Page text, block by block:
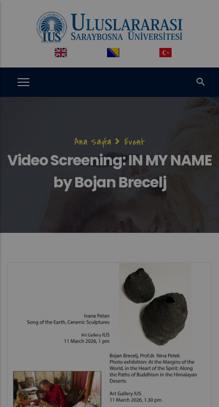
Sayfa
yolu
Ana Sayfa Event
Video Screening: IN MY NAME
by Bojan Brecelj